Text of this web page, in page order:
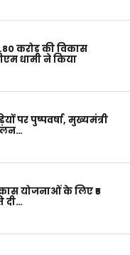
करोड़ की विकास
धामी ने किया
पर पुष्पवर्षा, मुख्यमंत्री
योजनाओं के लिए ₹5
दी…